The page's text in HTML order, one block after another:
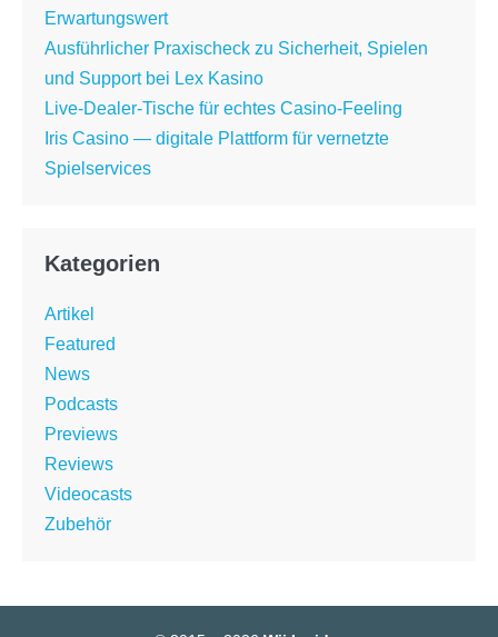
Erwartungswert
Ausführlicher Praxischeck zu Sicherheit, Spielen
und Support bei Lex Kasino
Live-Dealer-Tische für echtes Casino-Feeling
Iris Casino — digitale Plattform für vernetzte
Spielservices
Kategorien
Artikel
Featured
News
Podcasts
Previews
Reviews
Videocasts
Zubehör